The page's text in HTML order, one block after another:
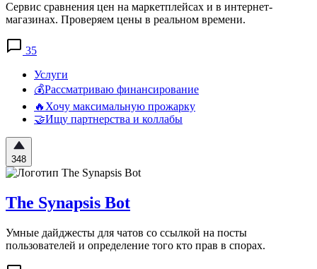
Сервис сравнения цен на маркетплейсах и в интернет-
магазинах. Проверяем цены в реальном времени.
35
Услуги
💰Рассматриваю финансирование
🔥Хочу максимальную прожарку
🤝Ищу партнерства и коллабы
348
The Synapsis Bot
Умные дайджесты для чатов со ссылкой на посты
пользователей и определение того кто прав в спорах.